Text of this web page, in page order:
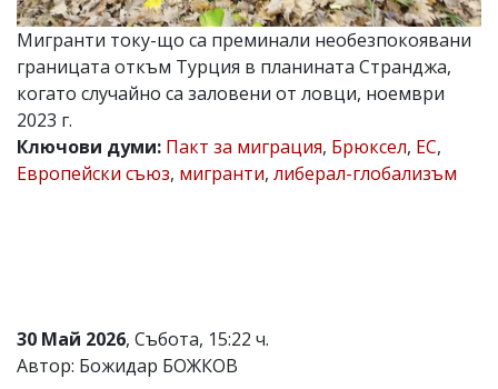
Главен
Иван
Колев,
email:
office@flagman.bg
Коментарите
редакцията
не
носи
Мигранти току-що са преминали необезпокоявани
границата откъм Турция в планината Странджа,
когато случайно са заловени от ловци, ноември
2023 г.
Ключови думи: Пакт за миграция, Брюксел, ЕС,
Европейски съюз, мигранти, либерал-глобализъм
30 Май 2026, Събота, 15:22 ч.
Автор: Божидар БОЖКОВ